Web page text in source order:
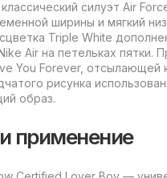
силуэт Air
ширины и мягкий
Triple White
Air на петельках
You Forever,
рисунка
образ.
применение